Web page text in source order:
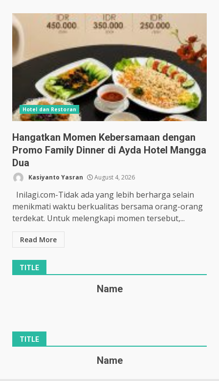
Hotel dan Restoran
Hangatkan Momen Kebersamaan dengan
Promo Family Dinner di Ayda Hotel Mangga
Dua
Kasiyanto Yasran August 4, 2026
Inilagi.com-Tidak ada yang lebih berharga selain
menikmati waktu berkualitas bersama orang-orang
terdekat. Untuk melengkapi momen tersebut,...
Read More
TITLE
Name
TITLE
Name